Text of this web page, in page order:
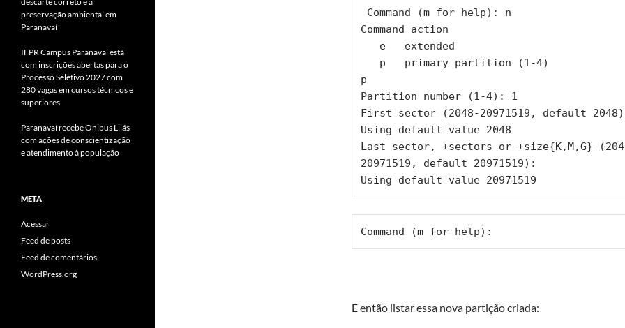
Command (m for help): n
Command action
e   extended
p   primary partition (1-4)
p
Partition number (1-4): 1
First sector (2048-20971519, default
Using default value 2048
Last sector, +sectors or +size{K,M,G}
20971519, default 20971519):
Using default value 20971519
Command (m for help):
E então listar essa nova partição criada:
preservação ambiental em
Paranavaí
IFPR Campus Paranavaí está
com inscrições abertas para o
Processo Seletivo 2027 com
280 vagas em cursos técnicos e
superiores
Paranavaí recebe Ônibus Lilás
com ações de conscientização
e atendimento à população
META
Acessar
Feed de posts
Feed de comentários
WordPress.org